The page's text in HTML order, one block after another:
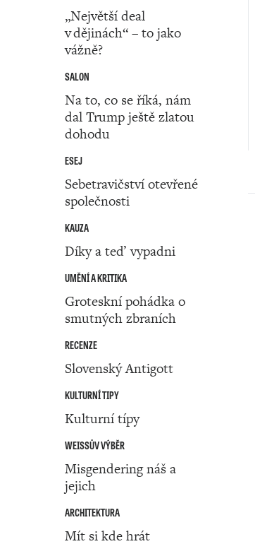
„Největší deal
v dějinách“ – to jako
vážně?
SALON
Na to, co se říká, nám
dal Trump ještě zlatou
dohodu
ESEJ
Sebetravičství otevřené
společnosti
KAUZA
Díky a teď vypadni
UMĚNÍ A KRITIKA
Groteskní pohádka o
smutných zbraních
RECENZE
Slovenský Antigott
KULTURNÍ TIPY
Kulturní típy
WEISSŮV VÝBĚR
Misgendering náš a
jejich
ARCHITEKTURA
Mít si kde hrát